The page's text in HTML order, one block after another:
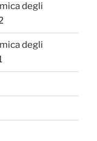
degli
degli